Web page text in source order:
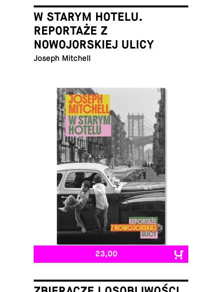
W STARYM HOTELU.
REPORTAŻE Z
NOWOJORSKIEJ ULICY
Joseph Mitchell
23,00